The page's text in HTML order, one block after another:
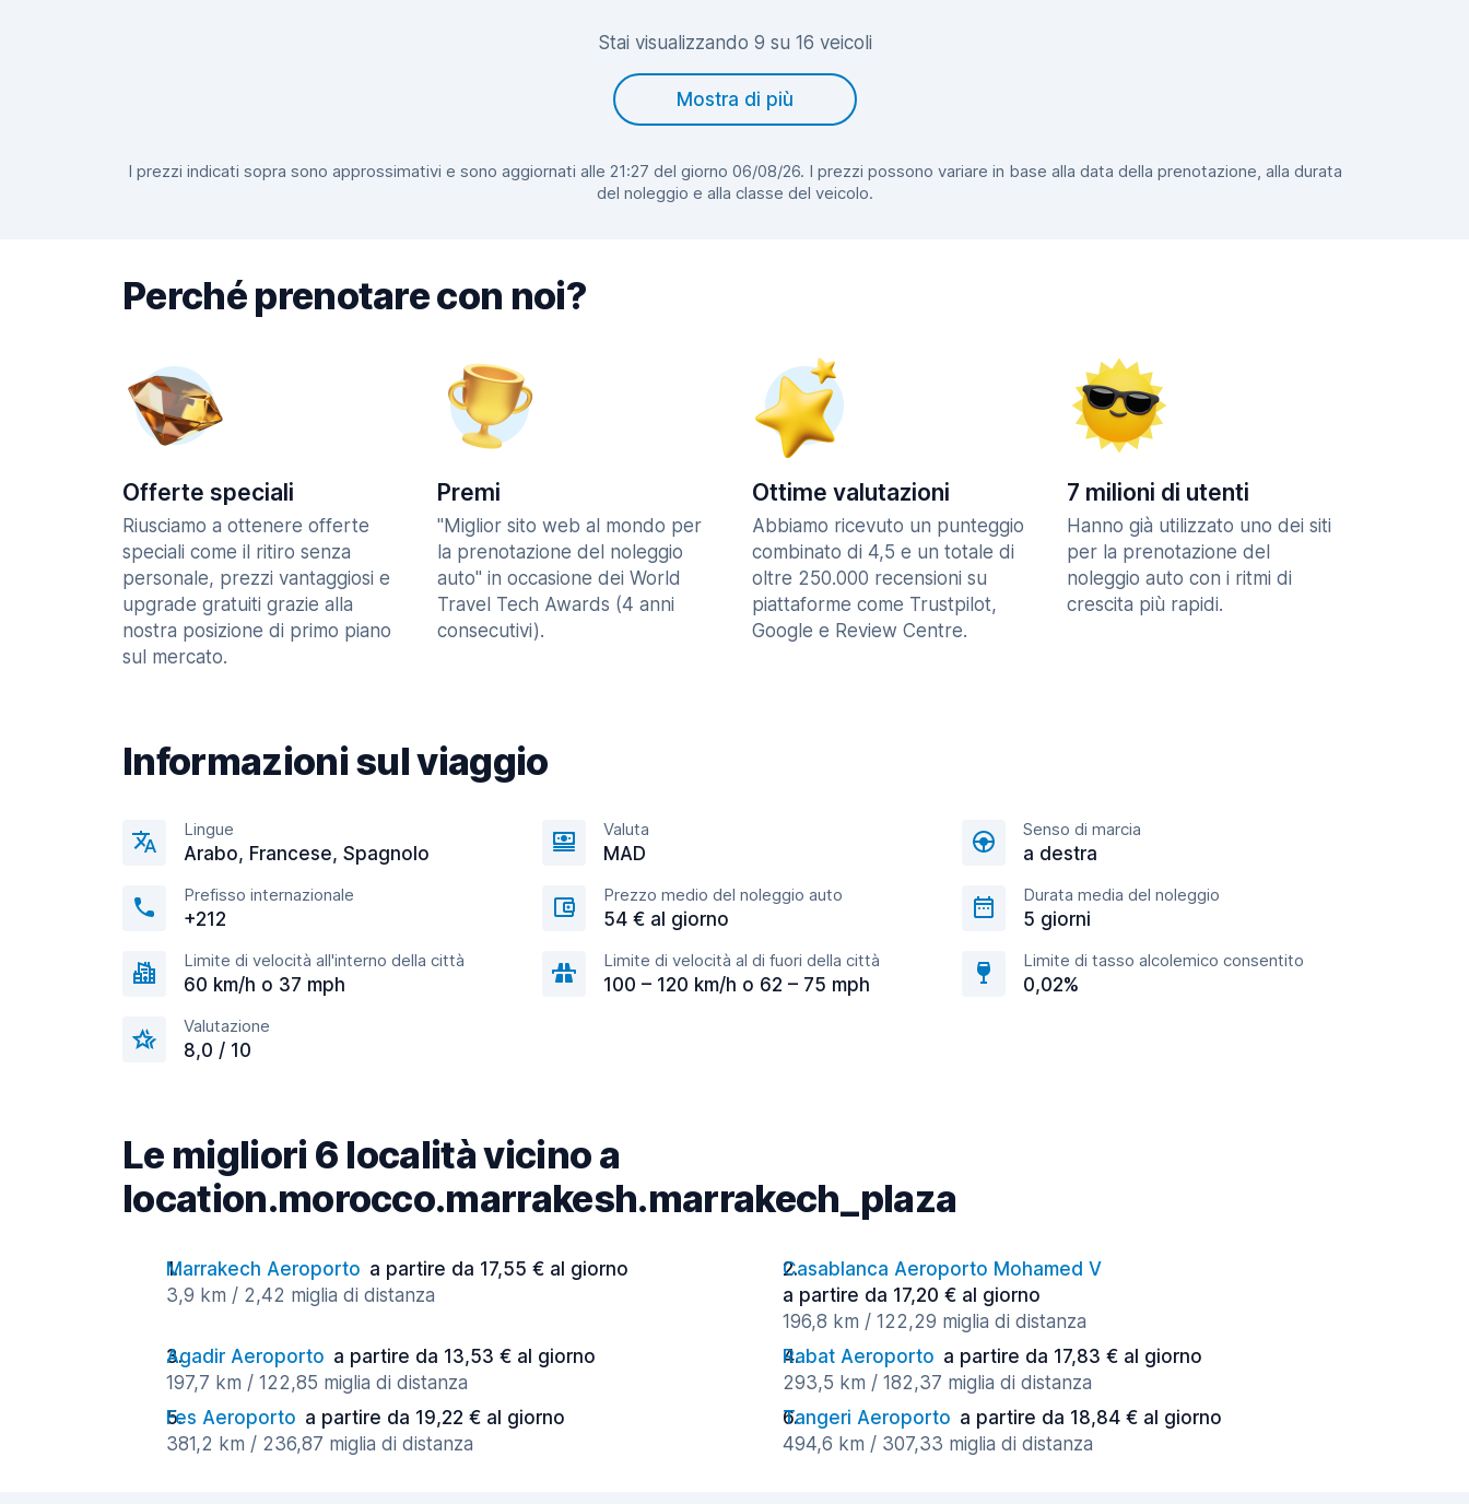
Stai visualizzando 9 su 16 veicoli
Mostra di più
I prezzi indicati sopra sono approssimativi e sono aggiornati alle 21:27 del giorno 06/08/26. I prezzi possono variare in base alla data della prenotazione, alla durata
del noleggio e alla classe del veicolo.
Perché prenotare con noi?
Offerte speciali
Riusciamo a ottenere offerte
speciali come il ritiro senza
personale, prezzi vantaggiosi e
upgrade gratuiti grazie alla
nostra posizione di primo piano
sul mercato.
Premi
"Miglior sito web al mondo per
la prenotazione del noleggio
auto" in occasione dei World
Travel Tech Awards (4 anni
consecutivi).
Ottime valutazioni
Abbiamo ricevuto un punteggio
combinato di 4,5 e un totale di
oltre 250.000 recensioni su
piattaforme come Trustpilot,
Google e Review Centre.
7 milioni di utenti
Hanno già utilizzato uno dei siti
per la prenotazione del
noleggio auto con i ritmi di
crescita più rapidi.
Informazioni sul viaggio
Lingue
Arabo, Francese, Spagnolo
Valuta
MAD
Senso di marcia
a destra
Prefisso internazionale
+212
Prezzo medio del noleggio auto
54 € al giorno
Durata media del noleggio
5 giorni
Limite di velocità all'interno della città
60 km/h o 37 mph
Limite di velocità al di fuori della città
100 – 120 km/h o 62 – 75 mph
Limite di tasso alcolemico consentito
0,02%
Valutazione
8,0 / 10
Le migliori 6 località vicino a
location.morocco.marrakesh.marrakech_plaza
Marrakech Aeroporto a partire da 17,55 € al giorno
3,9 km / 2,42 miglia di distanza
Casablanca Aeroporto Mohamed V
a partire da 17,20 € al giorno
196,8 km / 122,29 miglia di distanza
Agadir Aeroporto a partire da 13,53 € al giorno
197,7 km / 122,85 miglia di distanza
Rabat Aeroporto a partire da 17,83 € al giorno
293,5 km / 182,37 miglia di distanza
Fes Aeroporto a partire da 19,22 € al giorno
381,2 km / 236,87 miglia di distanza
Tangeri Aeroporto a partire da 18,84 € al giorno
494,6 km / 307,33 miglia di distanza